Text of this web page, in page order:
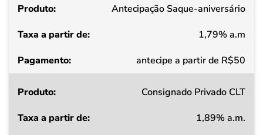
de
Pagamento
Antecipação Saque-aniversário
1,79% a.m
antecipe a partir de R$50
Consignado Privado CLT
1,89% a.m.